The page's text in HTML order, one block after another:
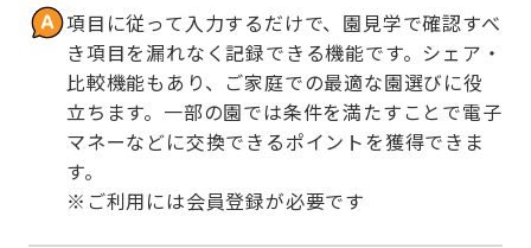
項目に従って入力するだけで、園見学で確認すべ
き項目を漏れなく記録できる機能です。シェア・
比較機能もあり、ご家庭での最適な園選びに役
立ちます。一部の園では条件を満たすことで電子
マネーなどに交換できるポイントを獲得できま
す。
※ご利用には会員登録が必要です